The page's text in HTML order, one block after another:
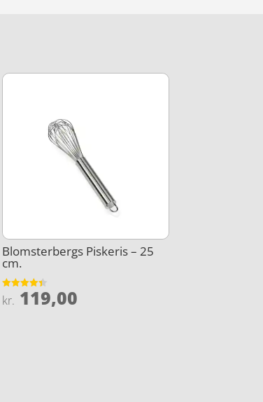
Blomsterbergs Piskeris – 25
cm.
Vurderet
4.4
kr. 119,00